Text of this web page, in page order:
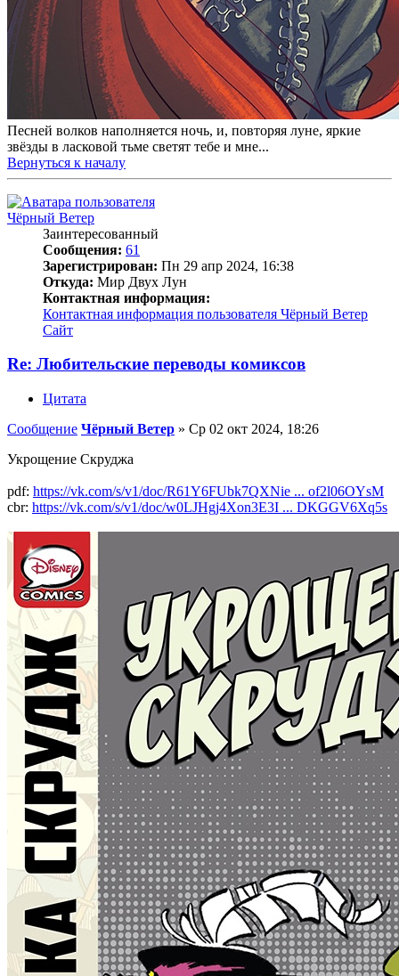
Песней волков наполняется ночь, и, повторяя луне, яркие
звёзды в ласковой тьме светят тебе и мне...
Вернуться к началу
Чёрный Ветер
Заинтересованный
Сообщения: 61
Зарегистрирован: Пн 29 апр 2024, 16:38
Откуда: Мир Двух Лун
Контактная информация:
Контактная информация пользователя Чёрный Ветер
Сайт
Re: Любительские переводы комиксов
Цитата
Сообщение Чёрный Ветер » Ср 02 окт 2024, 18:26
Укрощение Скруджа
pdf: https://vk.com/s/v1/doc/R61Y6FUbk7QXNie ... of2l06OYsM
cbr: https://vk.com/s/v1/doc/w0LJHgj4Xon3E3I ... DKGGV6Xq5s